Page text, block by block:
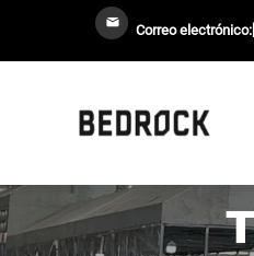
Correo electrónico: